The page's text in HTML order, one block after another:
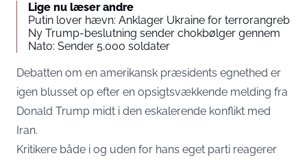
Lige nu læser andre
Putin lover hævn: Anklager Ukraine for terrorangreb
Ny Trump-beslutning sender chokbølger gennem
Nato: Sender 5.000 soldater
Debatten om en amerikansk præsidents egnethed er
igen blusset op efter en opsigtsvækkende melding fra
Donald Trump midt i den eskalerende konflikt med
Iran.
Kritikere både i og uden for hans eget parti reagerer